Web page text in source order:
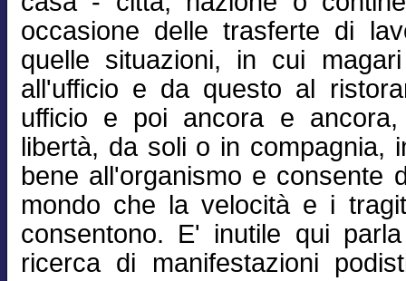
occasione delle trasferte di
quelle situazioni, in cui
all'ufficio e da questo al
ufficio e poi ancora e
libertà, da soli o in compagnia,
bene all'organismo e consente
mondo che la velocità e i
consentono. E' inutile qui
ricerca di manifestazioni